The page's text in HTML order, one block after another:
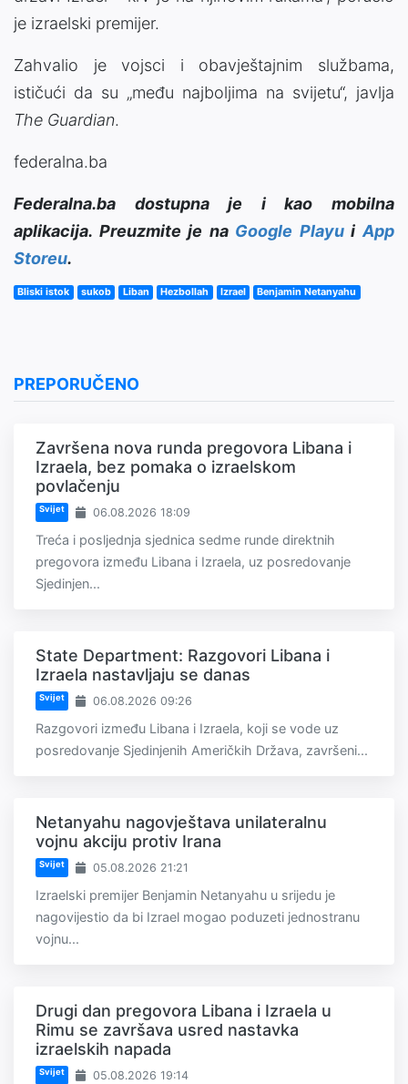
je izraelski premijer.
Zahvalio je vojsci i obavještajnim službama,
ističući da su „među najboljima na svijetu“, javlja
The Guardian.
federalna.ba
Federalna.ba dostupna je i kao mobilna
aplikacija. Preuzmite je na Google PlayuiApp
Storeu.
Bliski istok sukob Liban Hezbollah Izrael Benjamin Netanyahu
PREPORUČENO
Završena nova runda pregovora Libana i
Izraela, bez pomaka o izraelskom
povlačenju
Svijet 06.08.2026 18:09
Treća i posljednja sjednica sedme runde direktnih
pregovora između Libana i Izraela, uz posredovanje
Sjedinjen...
State Department: Razgovori Libana i
Izraela nastavljaju se danas
Svijet 06.08.2026 09:26
Razgovori između Libana i Izraela, koji se vode uz
posredovanje Sjedinjenih Američkih Država, završeni...
Netanyahu nagovještava unilateralnu
vojnu akciju protiv Irana
Svijet 05.08.2026 21:21
Izraelski premijer Benjamin Netanyahu u srijedu je
nagovijestio da bi Izrael mogao poduzeti jednostranu
vojnu...
Drugi dan pregovora Libana i Izraela u
Rimu se završava usred nastavka
izraelskih napada
Svijet 05.08.2026 19:14